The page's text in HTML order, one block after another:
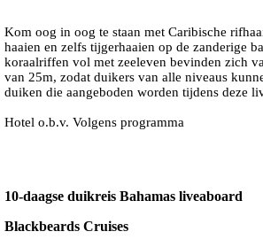
Kom oog in oog te staan met Caribische
haaien en zelfs tijgerhaaien op de zanderige
koraalriffen vol met zeeleven bevinden zich
van 25m, zodat duikers van alle niveaus
duiken die aangeboden worden tijdens deze
Hotel o.b.v. Volgens programma
10-daagse duikreis Bahamas liveaboard
Blackbeards Cruises